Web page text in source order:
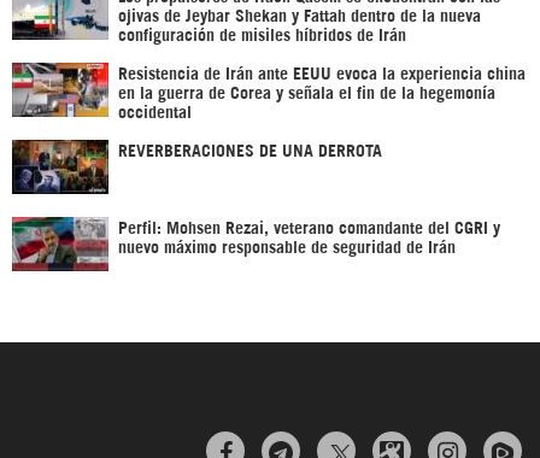
ojivas de Jeybar Shekan y Fattah dentro de la nueva
configuración de misiles híbridos de Irán
Resistencia de Irán ante EEUU evoca la experiencia china
en la guerra de Corea y señala el fin de la hegemonía
occidental
REVERBERACIONES DE UNA DERROTA
Perfil: Mohsen Rezai, veterano comandante del CGRI y
nuevo máximo responsable de seguridad de Irán
  